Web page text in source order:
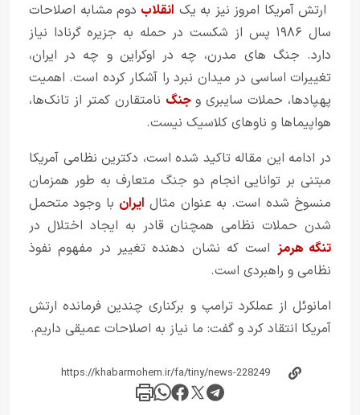
ارتش آمریکا امروز نیز به یک انقلاب دوم مشابه اصلاحات
سال ۱۹۸۶ پس از شکست در حمله به جزیره گرنادا نیاز
دارد. جنگ های مدرن، چه در اوکراین و چه در ایران،
تغییرات اساسی در میدان نبرد را آشکار کرده است. اهمیت
پهپادها، حملات سایبری وجنگ نامتقارن کمتر از تانک‌ها،
هواپیماها و ناوهای کلاسیک نیست.
در ادامه این مقاله تاکید شده است، دکترین نظامی آمریکا
مبتنی بر توانایی انجام دو جنگ متعارف به طور همزمان
منسوخ شده است. به عنوان مثال ایران با وجود متحمل
شدن حملات نظامی همچنان قادر به ایجاد اختلال در
تنگه هرمز است که نشان دهنده تغییر در مفهوم نفوذ
نظامی و راهبردی است.
امانوئل از عملکرد ترامپ و برکناری چندین فرمانده ارتش
آمریکا انتقاد کرد و گفت: ما نیاز به اصلاحات عمیقی داریم.​